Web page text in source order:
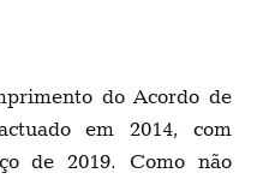
do Acordo de
em 2014, com
de 2019. Como não